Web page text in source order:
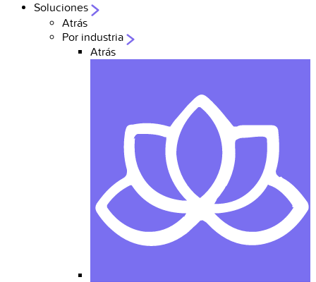
Soluciones
Atrás
Por industria
Atrás